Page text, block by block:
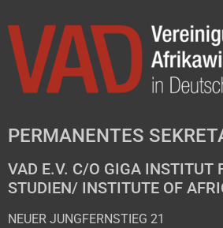
PERMANENTES
VAD E.V. C/O GIGA INSTITUT
STUDIEN/ INSTITUTE OF
NEUER JUNGFERNSTIEG 21